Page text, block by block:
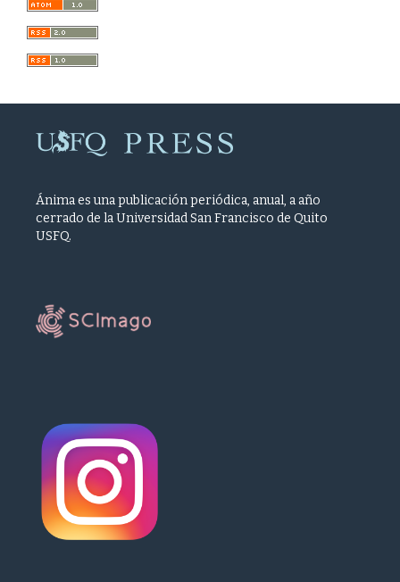
Ánima es una publicación periódica, anual, a año
cerrado de la Universidad San Francisco de Quito
USFQ.